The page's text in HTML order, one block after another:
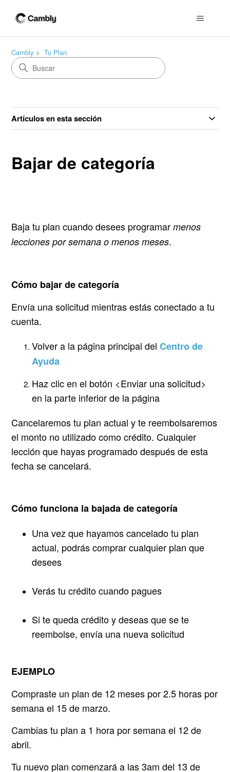
Cambly Tu Plan
Artículos en esta sección
Bajar de categoría
Baja tu plan cuando desees programarmenos
lecciones por semana o menos meses.
Cómo bajar de categoría
Envía una solicitud mientras estás conectado a tu
cuenta.
Volver a la página principal delCentro de
Ayuda
Haz clic en el botón <Enviar una solicitud>
en la parte inferior de la página
Cancelaremos tu plan actual y te reembolsaremos
el monto no utilizado como crédito. Cualquier
lección que hayas programado después de esta
fecha se cancelará.
Cómo funciona la bajada de categoría
Una vez que hayamos cancelado tu plan
actual, podrás comprar cualquier plan que
desees
Verás tu crédito cuando pagues
Si te queda crédito y deseas que se te
reembolse, envía una nueva solicitud
EJEMPLO
Compraste un plan de 12 meses por 2.5 horas por
semana el 15 de marzo.
Cambias tu plan a 1 hora por semana el 12 de
abril.
Tu nuevo plan comenzará a las 3am del 13 de